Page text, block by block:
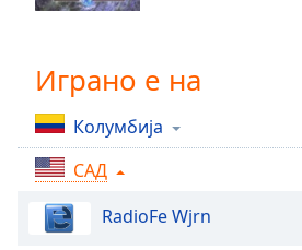
Chapters
Descriptions
descriptions
off,
selected
Subtitles
Играно е на
Колумбија
САД
RadioFe Wjrn